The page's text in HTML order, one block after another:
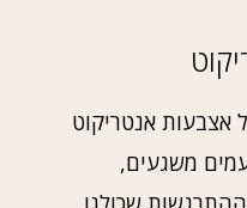
אנטריקוט
משגעים,